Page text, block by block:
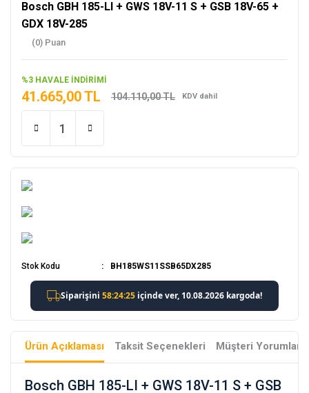
Stok Kodu BH185WS11SSB65DX285
Bosch GBH 185-LI + GWS 18V-11 S + GSB 18V-65 +
GDX 18V-285
(0) Puan
%3 HAVALE İNDİRİMİ
41.665,00 TL 104.110,00 TL KDV dahil
Ürün Açıklaması Taksit Seçenekleri Müşteri Yorumları
Bosch GBH 185-LI + GWS 18V-11 S + GSB